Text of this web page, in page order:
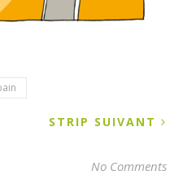
STRIP SUIVANT
No Comments